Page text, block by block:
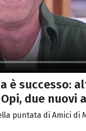
è successo:
due nuovi
puntata di Amici di